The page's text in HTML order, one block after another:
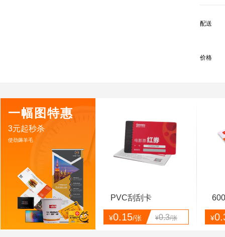
配送
价格
一幅图特惠
3元起秒杀
使劲薅羊毛
PVC刮刮卡
¥0.15/张 ¥0.3/张 ¥